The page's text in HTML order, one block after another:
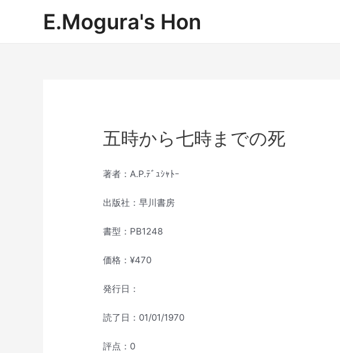
E.Mogura's Hon
五時から七時までの死
著者：A.P.ﾃﾞｭｼｬﾄｰ
出版社：早川書房
書型：PB1248
価格：¥470
発行日：
読了日：01/01/1970
評点：0